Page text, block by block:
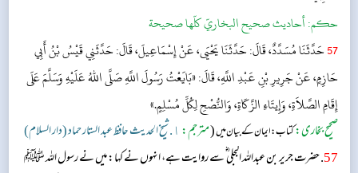
حکم:أحاديث صحيح البخاريّ كلّها صحيحة
57حَدَّثَنَا مُسَدَّدٌ، قَالَ: حَدَّثَنَا يَحْيَى، عَنْ إِسْمَاعِيلَ، قَالَ: حَدَّثَنِي قَيْسُ بْنُ أَبِي
حَازِمٍ، عَنْ جَرِيرِ بْنِ عَبْدِ اللَّهِ، قَالَ: «بَايَعْتُ رَسُولَ اللَّهِ صَلَّى اللهُ عَلَيْهِ وَسَلَّمَ عَلَى
إِقَامِ الصَّلاَةِ، وَإِيتَاءِ الزَّكَاةِ، وَالنُّصْحِ لِكُلِّ مُسْلِمٍ.»
صحیح بخاری:کتاب: ایمان کے بیان میں(مترجم: ١. شیخ الحدیث حافظ عبد الستار حماد (دار السلام)
57 . حضرت جریر بن عبداللہ البجلی ؓ سے روایت ہے، انہوں نے کہا: میں نے رسول اللہ ﷺ